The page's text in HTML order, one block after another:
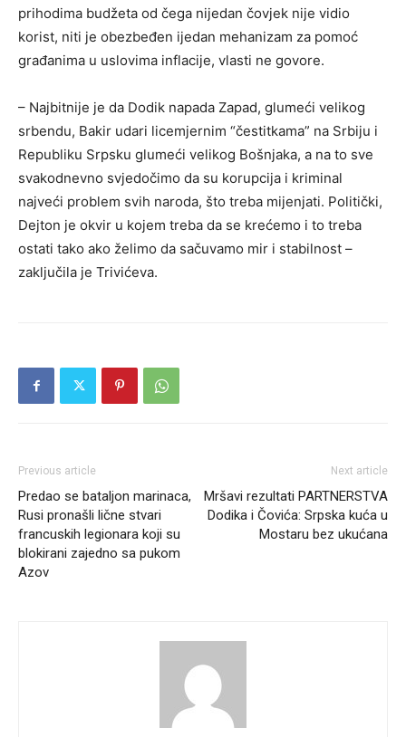
prihodima budžeta od čega nijedan čovjek nije vidio
korist, niti je obezbeđen ijedan mehanizam za pomoć
građanima u uslovima inflacije, vlasti ne govore.
– Najbitnije je da Dodik napada Zapad, glumeći velikog
srbendu, Bakir udari licemjernim “čestitkama” na Srbiju i
Republiku Srpsku glumeći velikog Bošnjaka, a na to sve
svakodnevno svjedočimo da su korupcija i kriminal
najveći problem svih naroda, što treba mijenjati. Politički,
Dejton je okvir u kojem treba da se krećemo i to treba
ostati tako ako želimo da sačuvamo mir i stabilnost –
zaključila je Trivićeva.
Previous article
Predao se bataljon marinaca,
Rusi pronašli lične stvari
francuskih legionara koji su
blokirani zajedno sa pukom
Azov
Next article
Mršavi rezultati PARTNERSTVA
Dodika i Čovića: Srpska kuća u
Mostaru bez ukućana